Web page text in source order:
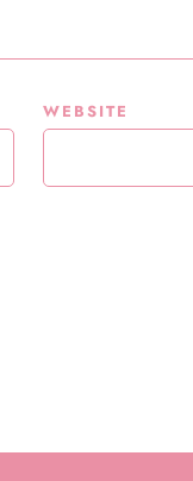
WEBSITE